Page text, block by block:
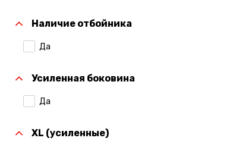
Gislaved
Gripmax
Kumho
Наличие отбойника
Да
Усиленная боковина
Да
XL (усиленные)